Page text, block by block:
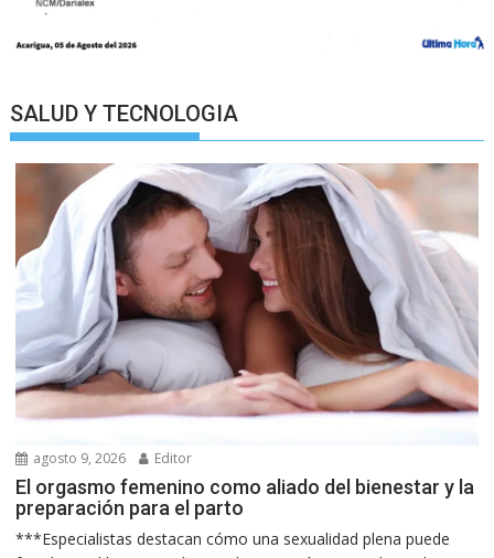
SALUD Y TECNOLOGIA
agosto 9, 2026 Editor
El orgasmo femenino como aliado del bienestar y la
preparación para el parto
***Especialistas destacan cómo una sexualidad plena puede